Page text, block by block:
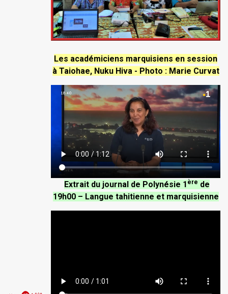
Les académiciens marquisiens en session
à Taiohae, Nuku Hiva - Photo : Marie Curvat
Extrait du journal de Polynésie 1ère de
19h00 – Langue tahitienne et marquisienne